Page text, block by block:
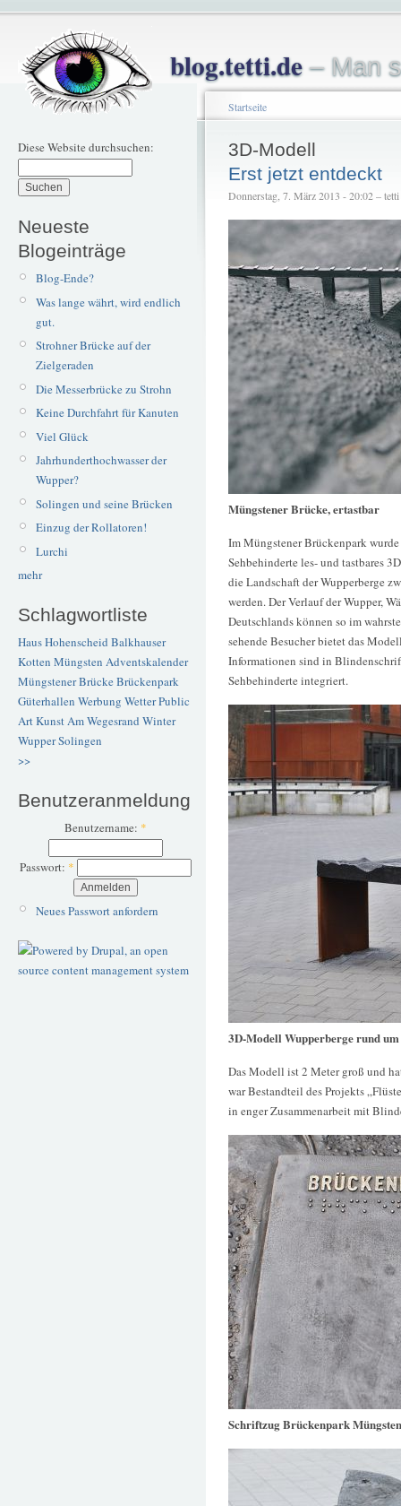
blog.tetti.de– Man
Diese Website durchsuchen:
Neueste
Blogeinträge
Blog-Ende?
Was lange währt, wird endlich
gut.
Strohner Brücke auf der
Zielgeraden
Die Messerbrücke zu Strohn
Keine Durchfahrt für Kanuten
Viel Glück
Jahrhunderthochwasser der
Wupper?
Solingen und seine Brücken
Einzug der Rollatoren!
Lurchi
mehr
Schlagwortliste
Haus Hohenscheid Balkhauser
Kotten Müngsten Adventskalender
Müngstener BrückeBrückenpark
Güterhallen Werbung WetterPublic
ArtKunstAm Wegesrand Winter
WupperSolingen
>>
Benutzeranmeldung
Benutzername: *
Passwort: *
Neues Passwort anfordern
Startseite
3D-Modell
Erst jetzt entdeckt
Donnerstag, 7. März 2013 - 20:02 – tetti
Müngstener Brücke, ertastbar
Im Müngstener Brückenpark
Sehbehinderte les- und tastbares
die Landschaft der Wupperberge
werden. Der Verlauf der Wupper,
Deutschlands können so im
sehende Besucher bietet das
Informationen sind in
Sehbehinderte integriert.
3D-Modell Wupperberge rund
Das Modell ist 2 Meter groß und
war Bestandteil des Projekts
in enger Zusammenarbeit mit
Schriftzug Brückenpark